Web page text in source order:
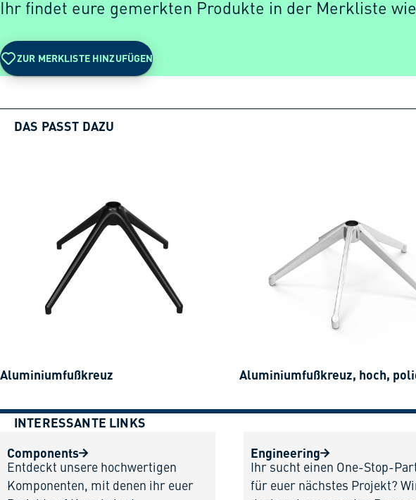
Ihr findet eure gemerkten Produkte in der Merkliste
ZUR MERKLISTE HINZUFÜGEN
DAS PASST DAZU
Aluminiumfußkreuz Aluminiumfußkreuz, hoch,
INTERESSANTE LINKS
Components
Entdeckt unsere hochwertigen
Komponenten, mit denen ihr euer
Engineering
Ihr sucht einen One-Stop-
für euer nächstes Projekt?